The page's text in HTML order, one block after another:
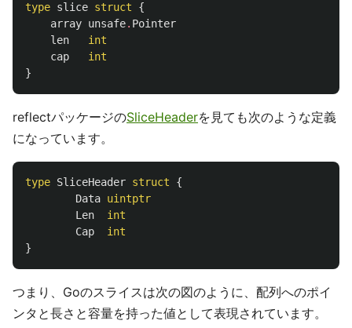
type slice struct
{
array unsafe. Pointer
len
int
cap
int
}
reflectパッケージのSliceHeaderを見ても次のような定義
になっています。
type SliceHeader struct
{
Data uintptr
Len
int
Cap
int
}
つまり、Goのスライスは次の図のように、配列へのポイ
ンタと長さと容量を持った値として表現されています。